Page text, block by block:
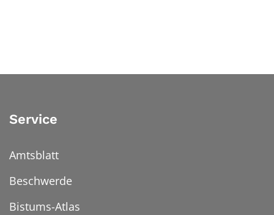
Service
Amtsblatt
Beschwerde
Bistums-Atlas